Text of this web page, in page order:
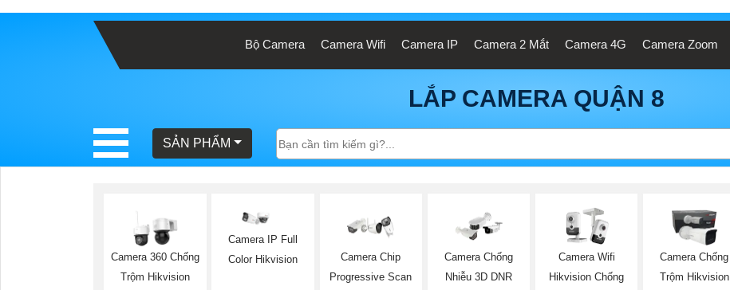
Bộ Camera Camera Wifi Camera IP Camera 2 Mắt Camera 4G Camera Zoom
LẮP CAMERA QUẬN 8
SẢN PHẨM
Camera 360 Chống
Trộm Hikvision
Camera IP Full
Color Hikvision
Camera Chip
Progressive Scan
Camera Chống
Nhiễu 3D DNR
Camera Wifi
Hikvision Chống
Camera Chống
Trộm Hikvision